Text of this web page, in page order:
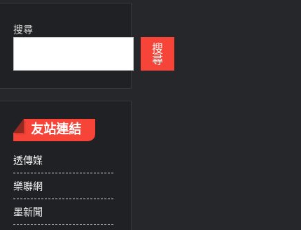
搜尋
搜
尋
友站連結
透傳媒
樂聯網
墨新聞